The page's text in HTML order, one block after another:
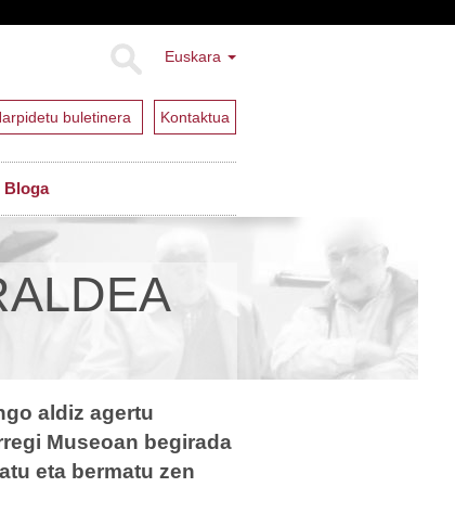
Euskara
buletinera Kontaktua
Bloga
aldiz agertu
Museoan begirada
eta bermatu zen